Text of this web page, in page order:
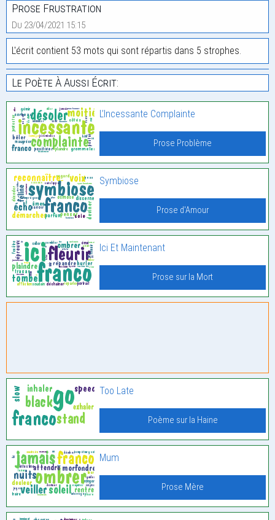
Prose Frustration
Du 23/04/2021 15:15
L'écrit contient 53 mots qui sont répartis dans 5 strophes.
Le Poète À Aussi Écrit:
L’Incessante Complainte
Prose Problème
Symbiose
Prose d'Amour
Ici Et Maintenant
Prose sur la Mort
Too Late
Poème sur la Haine
Mum
Prose Mère